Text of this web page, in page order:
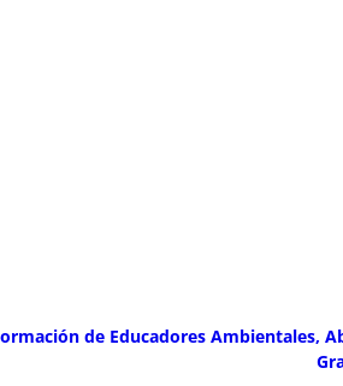
de Educadores Ambientales,